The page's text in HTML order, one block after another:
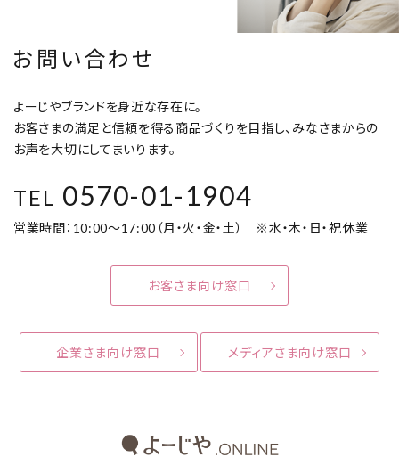
お問い合わせ
よーじやブランドを身近な存在に。
お客さまの満足と信頼を得る商品づくりを目指し、みなさまからの
お声を大切にしてまいります。
TEL 0570-01-1904
営業時間：10:00～17:00（月・火・金・土） ※水・木・日・祝休業
お客さま向け窓口
企業さま向け窓口 メディアさま向け窓口